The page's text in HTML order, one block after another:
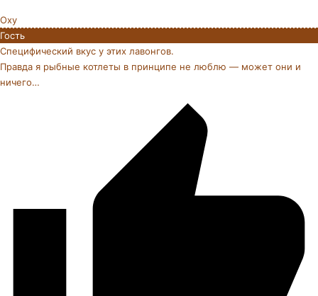
Oxy
Гость
Специфический вкус у этих лавонгов.
Правда я рыбные котлеты в принципе не люблю — может они и
ничего…